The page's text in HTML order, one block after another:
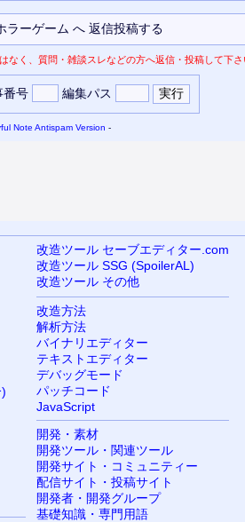
なく、質問・雑談スレなどの方へ返信・投稿して下さ
番号 編集パス
Note Antispam Version -
改造ツール セーブエディター.com
改造ツール SSG (SpoilerAL)
改造ツール その他
改造方法
解析方法
バイナリエディター
テキストエディター
デバッグモード
パッチコード
JavaScript
開発・素材
開発ツール・関連ツール
開発サイト・コミュニティー
配信サイト・投稿サイト
開発者・開発グループ
基礎知識・専門用語